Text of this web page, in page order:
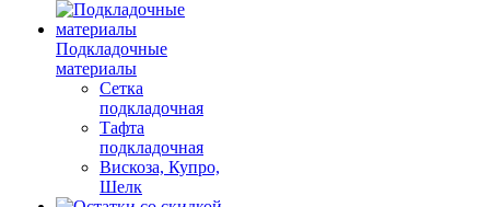
Подкладочные
материалы
Сетка
подкладочная
Тафта
подкладочная
Вискоза, Купро,
Шелк